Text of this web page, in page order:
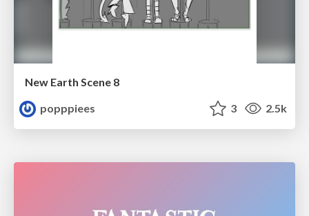
New Earth Scene 8
popppiees
3 2.5k